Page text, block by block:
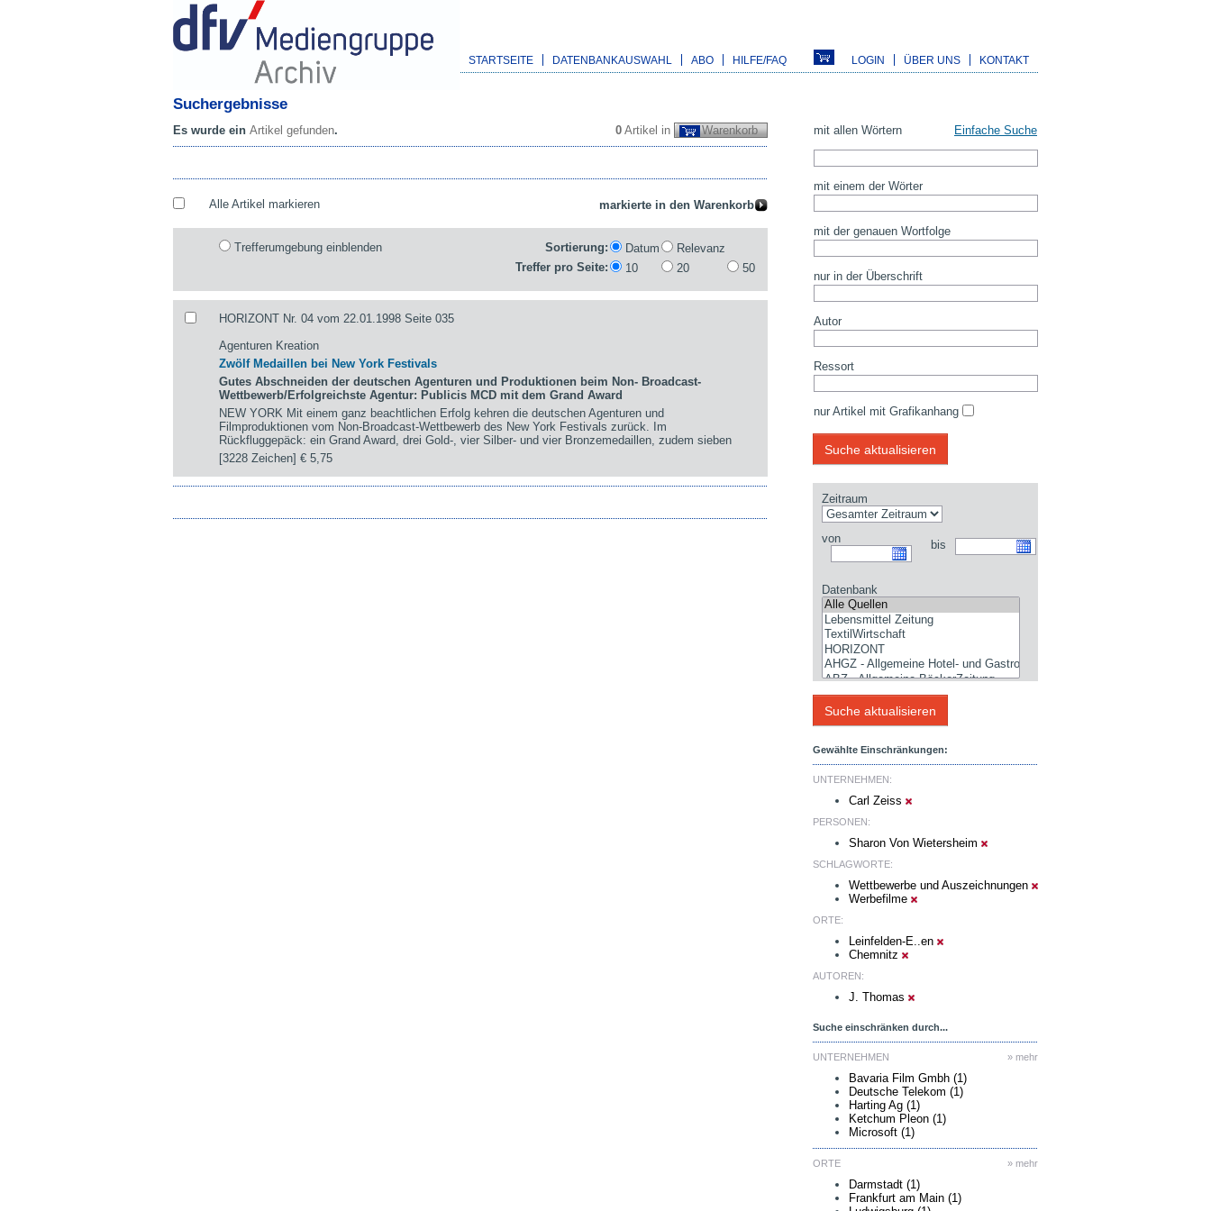
STARTSEITE DATENBANKAUSWAHL ABO HILFE/FAQ LOGIN ÜBER UNS KONTAKT
Suchergebnisse
0 Artikel in Warenkorb
Es wurde ein Artikel gefunden.
Alle Artikel markieren
Trefferumgebung einblenden Sortierung: Datum
Relevanz
Treffer pro Seite:
10 20 50
HORIZONT Nr. 04 vom 22.01.1998 Seite 035
Agenturen Kreation
Zwölf Medaillen bei New York Festivals
Gutes Abschneiden der deutschen Agenturen und Produktionen beim Non- Broadcast-
Wettbewerb/Erfolgreichste Agentur: Publicis MCD mit dem Grand Award
NEW YORK Mit einem ganz beachtlichen Erfolg kehren die deutschen Agenturen und
Filmproduktionen vom Non-Broadcast-Wettbewerb des New York Festivals zurück. Im
Rückfluggepäck: ein Grand Award, drei Gold-, vier Silber- und vier Bronzemedaillen, zudem sieben
[3228 Zeichen]€ 5,75
mit allen Wörtern Einfache Suche
mit einem der Wörter
mit der genauen Wortfolge
nur in der Überschrift
Autor
Ressort
nur Artikel mit Grafikanhang
Zeitraum
von bis
Datenbank
Gewählte Einschränkungen:
UNTERNEHMEN:
Carl Zeiss
PERSONEN:
Sharon Von Wietersheim
SCHLAGWORTE:
Wettbewerbe und Auszeichnungen
Werbefilme
ORTE:
Leinfelden-E..en
Chemnitz
AUTOREN:
J. Thomas
Suche einschränken durch...
» mehr
UNTERNEHMEN
Bavaria Film Gmbh (1)
Deutsche Telekom (1)
Harting Ag (1)
Ketchum Pleon (1)
Microsoft (1)
» mehr
ORTE
Darmstadt (1)
Frankfurt am Main (1)